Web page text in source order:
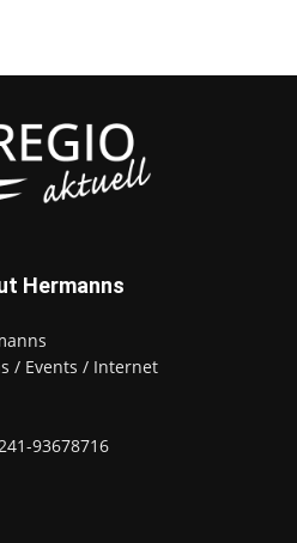
Hermanns
/ Events / Internet
93678716